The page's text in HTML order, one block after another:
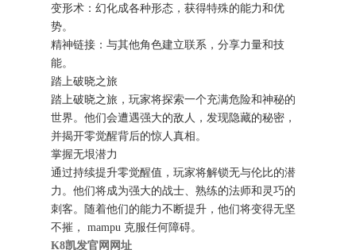
变形术：幻化成各种形态，获得特殊的能力和优
势。
精神链接：与其他角色建立联系，分享力量和技
能。
踏上破晓之旅
踏上破晓之旅，玩家将探索一个充满危险和神秘的
世界。他们会遭遇强大的敌人，发现隐藏的秘密，
并揭开零觉醒背后的惊人真相。
掌握无垠潜力
通过持续提升零觉醒值，玩家将解锁无与伦比的潜
力。他们将成为强大的战士、熟练的法师和灵巧的
刺客。随着他们的能力不断提升，他们将变得无坚
不摧， mampu 克服任何障碍。
K8凯发官网网址